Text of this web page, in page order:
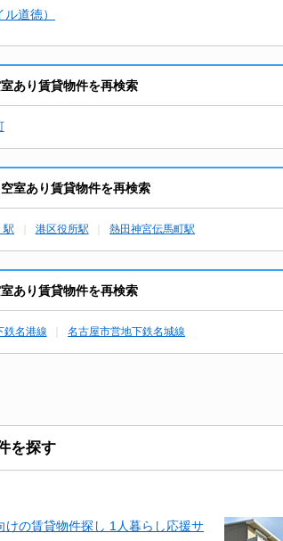
道徳）
あり賃貸物件を再検索
室あり賃貸物件を再検索
駅 港区役所駅 熱田神宮伝馬町駅
あり賃貸物件を再検索
鉄名港線 名古屋市営地下鉄名城線
を探す
けの賃貸物件探し 1人暮らし応援サ